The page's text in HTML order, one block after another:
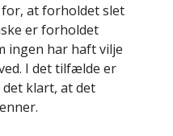
at forholdet slet
er forholdet
ingen har haft vilje
I det tilfælde er
klart, at det